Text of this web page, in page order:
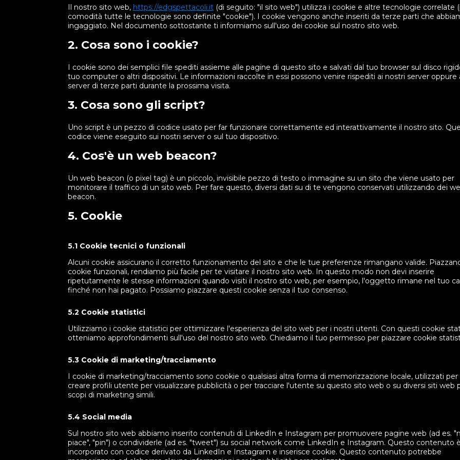
Il nostro sito web, https://edgspettacoli.it (di seguito: "il sito web") utilizza i cookie e altre tecnologie correlate
comodità tutte le tecnologie sono definite "cookie"). I cookie vengono anche inseriti da terze parti che
ingaggiato. Nel documento sottostante ti informiamo sull'uso dei cookie sul nostro sito web.
2. Cosa sono i cookie?
I cookie sono dei semplici file spediti assieme alle pagine di questo sito e salvati dal tuo browser sul disco
tuo computer o altri dispositivi. Le informazioni raccolte in essi possono venire rispediti ai nostri server oppure
server di terze parti durante la prossima visita.
3. Cosa sono gli script?
Uno script è un pezzo di codice usato per far funzionare correttamente ed interattivamente il nostro sito.
codice viene eseguito sui nostri server o sul tuo dispositivo.
4. Cos'è un web beacon?
Un web beacon (o pixel tag) è un piccolo, invisibile pezzo di testo o immagine su un sito che viene usato per
monitorare il traffico di un sito web. Per fare questo, diversi dati su di te vengono conservati utilizzando dei
beacon.
5. Cookie
5.1 Cookie tecnici o funzionali
Alcuni cookie assicurano il corretto funzionamento del sito e che le tue preferenze rimangano valide.
cookie funzionali, rendiamo più facile per te visitare il nostro sito web. In questo modo non devi inserire
ripetutamente le stesse informazioni quando visiti il nostro sito web, per esempio, l'oggetto rimane nel tuo
finché non hai pagato. Possiamo piazzare questi cookie senza il tuo consenso.
5.2 Cookie statistici
Utilizziamo i cookie statistici per ottimizzare l'esperienza del sito web per i nostri utenti. Con questi cookie
otteniamo approfondimenti sull'uso del nostro sito web. Chiediamo il tuo permesso per piazzare cookie
5.3 Cookie di marketing/tracciamento
I cookie di marketing/tracciamento sono cookie o qualsiasi altra forma di memorizzazione locale, utilizzati per
creare profili utente per visualizzare pubblicità o per tracciare l'utente su questo sito web o su diversi siti web
scopi di marketing simili.
5.4 Social media
Sul nostro sito web abbiamo inserito contenuti di LinkedIn e Instagram per promuovere pagine web (ad es.
piace", "pin") o condividerle (ad es. "tweet") su social network come LinkedIn e Instagram. Questo contenuto è
incorporato con codice derivato da LinkedIn e Instagram e inserisce cookie. Questo contenuto potrebbe